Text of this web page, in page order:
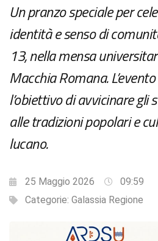
Un pranzo speciale per
identità e senso di
13, nella mensa
Macchia Romana.
l’obiettivo di avvicinare
alle tradizioni popolari e
lucano.
25 Maggio 2026
09:59
Categorie: Galassia Regione